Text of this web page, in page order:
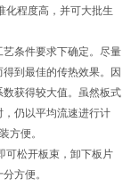
化程度高，并可大批生
条件要求下确定。尽量
到最佳的传热效果。因
获得较大值。虽然板式
仍以平均流速进行计
方便。
可松开板束，卸下板片
方便。